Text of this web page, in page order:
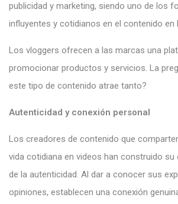
publicidad y marketing, siendo uno de los
influyentes y cotidianos en el contenido en
Los vloggers ofrecen a las marcas una
promocionar productos y servicios. La
este tipo de contenido atrae tanto?
Autenticidad y conexión personal
Los creadores de contenido que
vida cotidiana en videos han construido su
de la autenticidad. Al dar a conocer sus
opiniones, establecen una conexión